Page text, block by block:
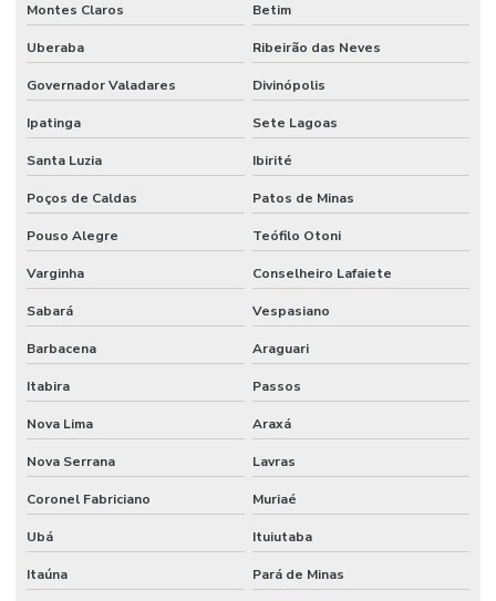
Montes Claros Betim
Uberaba Ribeirão das Neves
Governador Valadares Divinópolis
Ipatinga Sete Lagoas
Santa Luzia Ibirité
Poços de Caldas Patos de Minas
Pouso Alegre Teófilo Otoni
Varginha Conselheiro Lafaiete
Sabará Vespasiano
Barbacena Araguari
Itabira Passos
Nova Lima Araxá
Nova Serrana Lavras
Coronel Fabriciano Muriaé
Ubá Ituiutaba
Itaúna Pará de Minas